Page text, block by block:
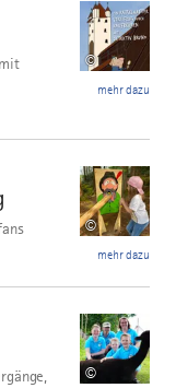
©
mehr dazu
©
mehr dazu
©